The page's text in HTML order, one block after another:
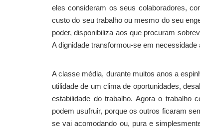
eles consideram os seus colaboradores,
custo do seu trabalho ou mesmo do seu
poder, disponibiliza aos que procuram
A dignidade transformou-se em
A classe média, durante muitos anos a
utilidade de um clima de oportunidades,
estabilidade do trabalho. Agora o trabalho
podem usufruir, porque os outros ficaram
se vai acomodando ou, pura e